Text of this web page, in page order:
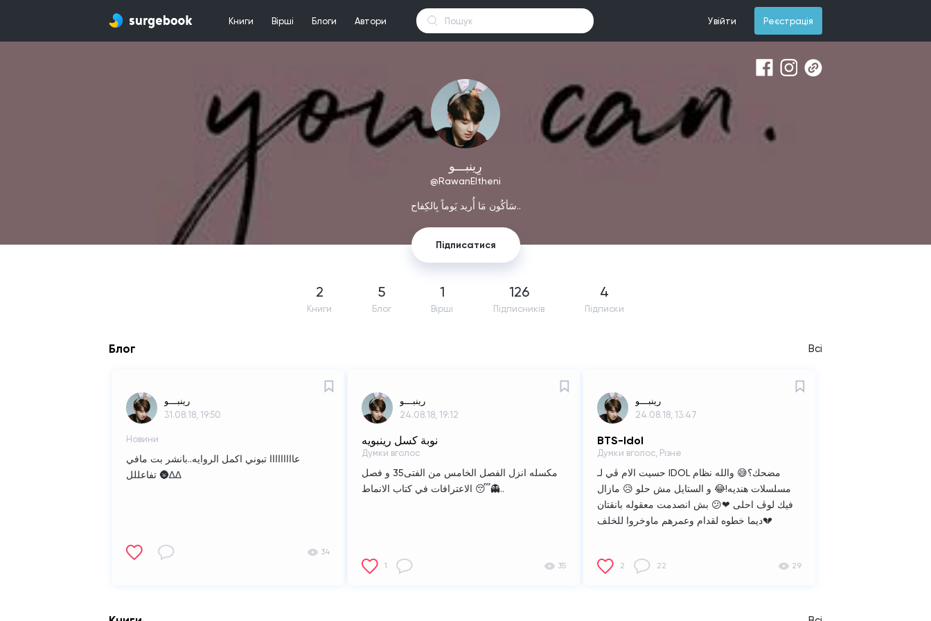
Книги Вірші Блоги Автори Увійти Реєстрація
رِينبـــو
@RawanEltheni
سَأكُون مَا أُريد يَوماً بِالكِفاح..
Підписатися
2
Книги
5
Блог
1
Вірші
126
Підпиcників
4
Підписки
Блог Всі
رِينبـــو
31.08.18, 19:50
Новини
عااااااااا تبوني اكمل الروايه..بانشر بت مافي
تفاعللل 🌚∆∆
34
رِينبـــو
24.08.18, 19:12
نوبة كسل رينبويه
Думки вголос
مكسله انزل الفصل الخامس من الفتى35 و فصل
الاعترافات في كتاب الانماط 😴👻..
1 35
رِينبـــو
24.08.18, 13:47
BTS-Idol
Думки вголос, Різне
حسيت الام ڤي لـ IDOL مضحك؟😅 والله نظام
مسلسلات هنديه!😂 و الستايل مش حلو 😥 مازال
فيك لوڤ احلى ❤😕 بش انصدمت معقوله بانقتان
ديما خطوه لقدام وعمرهم ماوخروا للخلف💔
2 22 29